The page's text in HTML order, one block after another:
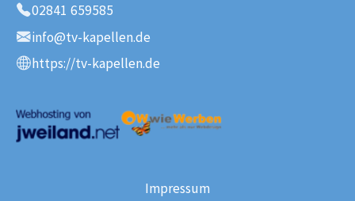
Telefon:
02841 659585
E-Mail:
info@tv-kapellen.de
Webseite:
https://tv-kapellen.de
Impressum